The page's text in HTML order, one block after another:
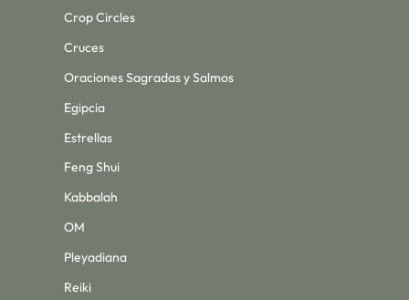
Crop Circles
Cruces
Oraciones Sagradas y Salmos
Egipcia
Estrellas
Feng Shui
Kabbalah
OM
Pleyadiana
Reiki